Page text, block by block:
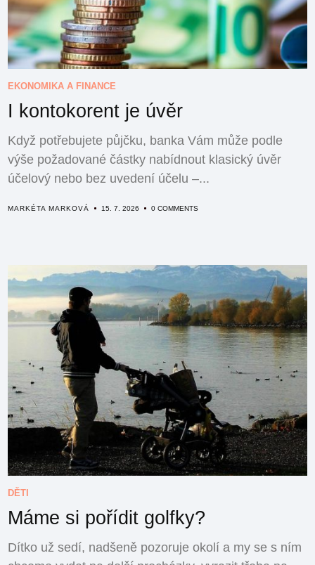
EKONOMIKA A FINANCE
I kontokorent je úvěr
Když potřebujete půjčku, banka Vám může podle
výše požadované částky nabídnout klasický úvěr
účelový nebo bez uvedení účelu –...
MARKÉTA MARKOVÁ 15. 7. 2026 0 COMMENTS
DĚTI
Máme si pořídit golfky?
Dítko už sedí, nadšeně pozoruje okolí a my se s ním